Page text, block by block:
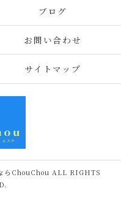
ブログ
お問い合わせ
サイトマップ
らChouChou ALL RIGHTS